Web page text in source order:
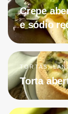
Crepe
e sódio
TORTAS,
Torta